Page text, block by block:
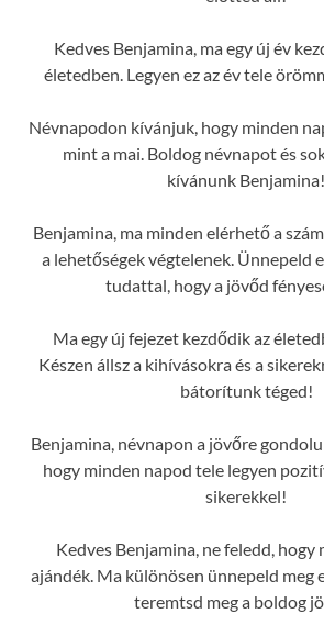
Kedves Benjamina, ma egy új év
életedben. Legyen ez az év tele
Névnapodon kívánjuk, hogy minden
mint a mai. Boldog névnapot és
kívánunk Benjamina!
Benjamina, ma minden elérhető a
a lehetőségek végtelenek. Ünnepeld
tudattal, hogy a jövőd
Ma egy új fejezet kezdődik az
Készen állsz a kihívásokra és a
bátorítunk téged!
Benjamina, névnapon a jövőre
hogy minden napod tele legyen
sikerekkel!
Kedves Benjamina, ne feledd, hogy
ajándék. Ma különösen ünnepeld meg
teremtsd meg a boldog